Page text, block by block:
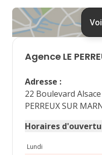
31
7
14 15
21 22
Agence LE
Adresse :
22 Boulevard
PERREUX SUR
Horaires
Lundi